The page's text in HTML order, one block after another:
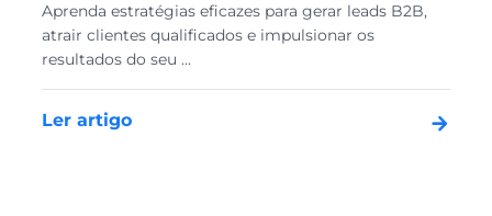
Aprenda estratégias eficazes para gerar leads B2B,
atrair clientes qualificados e impulsionar os
resultados do seu ...
Ler artigo